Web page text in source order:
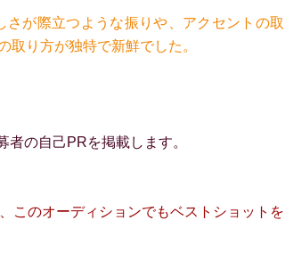
が際立つような振りや、アクセントの取
取り方が独特で新鮮でした。
の自己PRを掲載します。
このオーディションでもベストショットを